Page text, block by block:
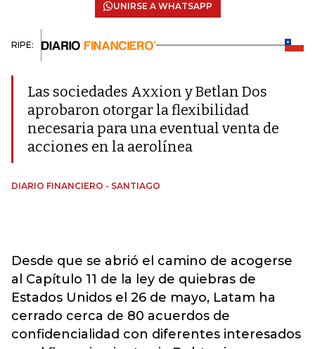
UNIRSE A WHATSAPP
RIPE:
Las sociedades Axxion y Betlan Dos
aprobaron otorgar la flexibilidad
necesaria para una eventual venta de
acciones en la aerolínea
DIARIO FINANCIERO - SANTIAGO
Desde que se abrió el camino de acogerse
al Capítulo 11 de la ley de quiebras de
Estados Unidos el 26 de mayo, Latam ha
cerrado cerca de 80 acuerdos de
confidencialidad con diferentes interesados